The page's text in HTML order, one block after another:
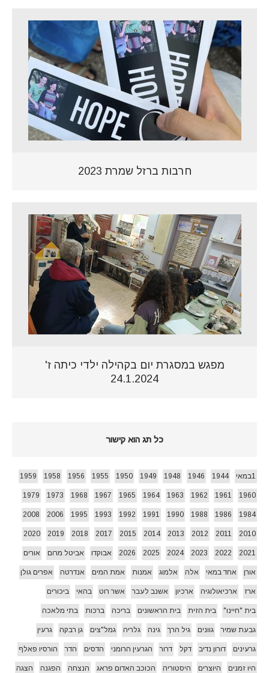
חרבות ברזל שמרת 2023
מפגש במסגרת יום בקהילה ילדי כיתה ז'
24.1.2024
כל תג הוא קישור
1במאי 1944
1946
1948
1949
1950
1955
1956
1958
1959
1960
1961
1962
1963
1964
1965
1967
1968
1973
1979
1984
1986
1988
1990
1991
1992
1993
1995
2006
2008
2010
2011
2012
2013
2014
2015
2017
2018
2019
2020
2021
2022
2023
2024
2025
2026 אבוקדו אביטל מרום אורים
אורן אחד במאי אלה אלמוג אמנות אמת המים אנדרטה אפרים גולן
ארז ארכיאולוגיה ארכיון אשנב לעבר אשר רוט בהאי ביכורים
בית "חיינו" בית הזית בית הראשונים בריכה ברכות בתי מלאכה
גבעת שמיר גוונים גיל הרך גינה גלריה גמל"צים גן רבקה גרעין
גרעינים דורון נדיב דקל דרור הגרעין הרומני הדסים הדר הורסיו פאלף
היו זמנים היוצרים היסטוריה הכוכב האדום פראג הנצחה הפגנה הצגה